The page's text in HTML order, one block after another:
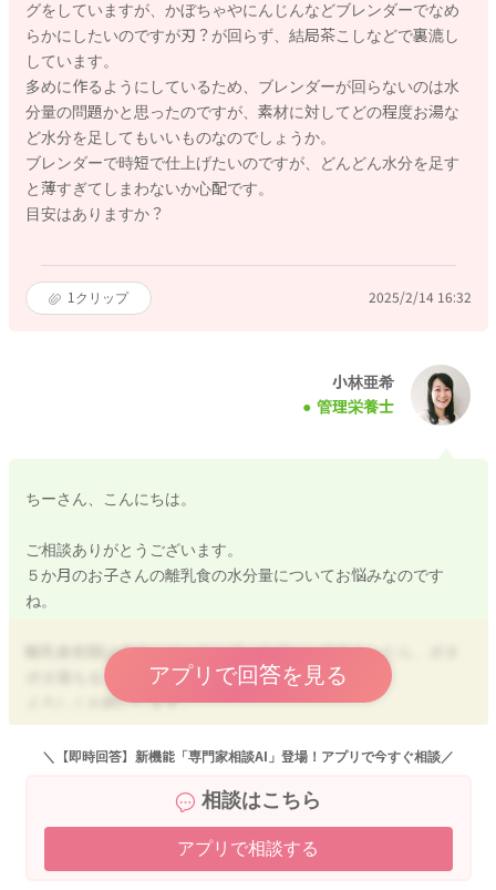
グをしていますが、かぼちゃやにんじんなどブレンダーでなめ
らかにしたいのですが刃？が回らず、結局茶こしなどで裏漉し
しています。
多めに作るようにしているため、ブレンダーが回らないのは水
分量の問題かと思ったのですが、素材に対してどの程度お湯な
ど水分を足してもいいものなのでしょうか。
ブレンダーで時短で仕上げたいのですが、どんどん水分を足す
と薄すぎてしまわないか心配です。
目安はありますか？
1 クリップ 2025/2/14 16:32
小林亜希
管理栄養士
ちーさん、こんにちは。
ご相談ありがとうございます。
５か月のお子さんの離乳食の水分量についてお悩みなのです
ね。
離乳食初期はポタージュスープ（スプーンですくったら、ポタ
ポタ落ちるくらい）が目安になります。
よろしくお願いします。
アプリで回答を見る
＼【即時回答】新機能「専門家相談AI」登場！アプリで今すぐ相談／
相談はこちら
アプリで相談する